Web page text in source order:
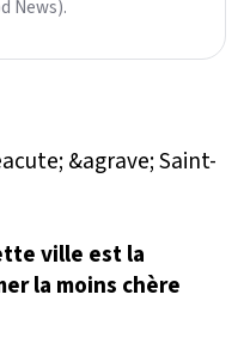
News).
ville est la
la moins chère